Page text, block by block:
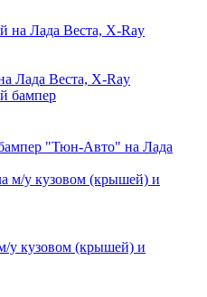
Лада Веста, X-Ray
"Тюн-Авто" на Лада
у кузовом (крышей) и